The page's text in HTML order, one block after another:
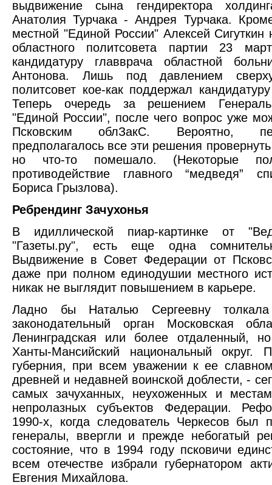
выдвижение сына гендиректора
Анатолия Турчака - Андрея Турчака.
местной "Единой России" Алексей Сигуткин
областного политсовета партии 23
кандидатуру главврача областной
Антонова. Лишь под давлением
политсовет кое-как поддержал
Теперь очередь за решением
"Единой России", после чего вопрос уже
Псковским облЗакС. Вероятно,
предполагалось все эти решения
но что-то помешало. (Некоторые
противодействие главного “медведя”
Бориса Грызлова).
Ребрендинг Зачухонья
В идиллической пиар-картинке от
"Газеты.ру", есть еще одна
Выдвижение в Совет Федерации от
даже при полном единодушии местного
никак не выглядит повышением в карьере.
Ладно бы Наталью Сергеевну
законодательный орган Московская
Ленинградская или более отдаленный,
Ханты-Мансийский национальный округ.
губерния, при всем уважении к ее
древней и недавней воинской доблести, -
самых зачуханных, неухоженных и
непролазных субъектов Федерации.
1990-х, когда следователь Черкесов был
генералы, ввергли и прежде небогатый
состояние, что в 1994 году псковичи
всем отечестве избрали губернатором
Евгения Михайлова.